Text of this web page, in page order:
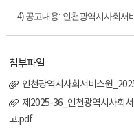
4) 공고내용: 인천광역시사회서
첨부파일
인천광역시사회서비스원
제2025-36_인천광역시사회
고.pdf